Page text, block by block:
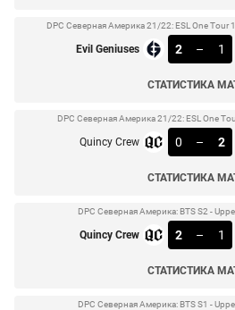
DPC Северная Америка 21/22: ESL One Tour
Evil Geniuses 2 – 1
СТАТИСТИКА
DPC Северная Америка 21/22: ESL One
Quincy Crew 0 – 2
СТАТИСТИКА
DPC Северная Америка: BTS S2 -
Quincy Crew 2 – 1
СТАТИСТИКА
DPC Северная Америка: BTS S1 -